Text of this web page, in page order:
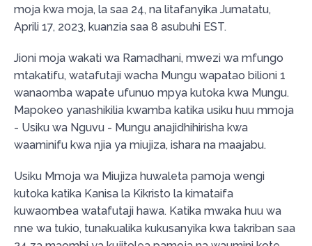
moja kwa moja, la saa 24, na litafanyika Jumatatu,
Aprili 17, 2023, kuanzia saa 8 asubuhi EST.
Jioni moja wakati wa Ramadhani, mwezi wa mfungo
mtakatifu, watafutaji wacha Mungu wapatao bilioni 1
wanaomba wapate ufunuo mpya kutoka kwa Mungu.
Mapokeo yanashikilia kwamba katika usiku huu mmoja
- Usiku wa Nguvu - Mungu anajidhihirisha kwa
waaminifu kwa njia ya miujiza, ishara na maajabu.
Usiku Mmoja wa Miujiza huwaleta pamoja wengi
kutoka katika Kanisa la Kikristo la kimataifa
kuwaombea watafutaji hawa. Katika mwaka huu wa
nne wa tukio, tunakualika kukusanyika kwa takriban saa